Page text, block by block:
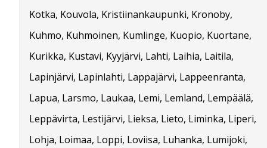
Kotka, Kouvola, Kristiinankaupunki, Kronoby,
Kuhmo, Kuhmoinen, Kumlinge, Kuopio, Kuortane,
Kurikka, Kustavi, Kyyjärvi, Lahti, Laihia, Laitila,
Lapinjärvi, Lapinlahti, Lappajärvi, Lappeenranta,
Lapua, Larsmo, Laukaa, Lemi, Lemland, Lempäälä,
Leppävirta, Lestijärvi, Lieksa, Lieto, Liminka, Liperi,
Lohja, Loimaa, Loppi, Loviisa, Luhanka, Lumijoki,